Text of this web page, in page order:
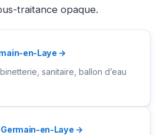
traitance opaque.
en-Laye →
sanitaire, ballon d’eau
en-Laye →